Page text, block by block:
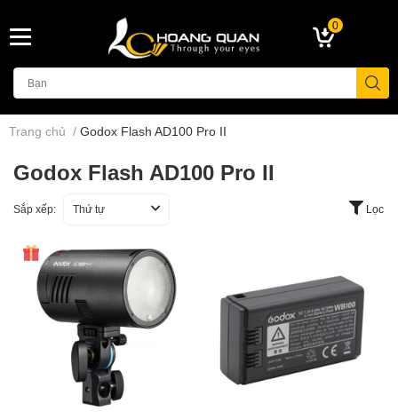
0
Trang chủ / Godox Flash AD100 Pro II
Godox Flash AD100 Pro II
Sắp xếp: Thứ tự Lọc